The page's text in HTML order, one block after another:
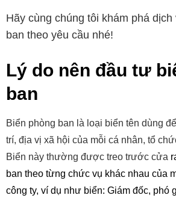
Hãy cùng chúng tôi khám phá
ban theo yêu cầu nhé!
Lý do nên đầu tư
ban
Biển phòng ban là loại biển tên dùng
trí, địa vị xã hội của mỗi cá nhân, tổ
Biển này thường được treo trước cửa
ban theo từng chức vụ khác nhau của
công ty, ví dụ như biển: Giám đốc, phó